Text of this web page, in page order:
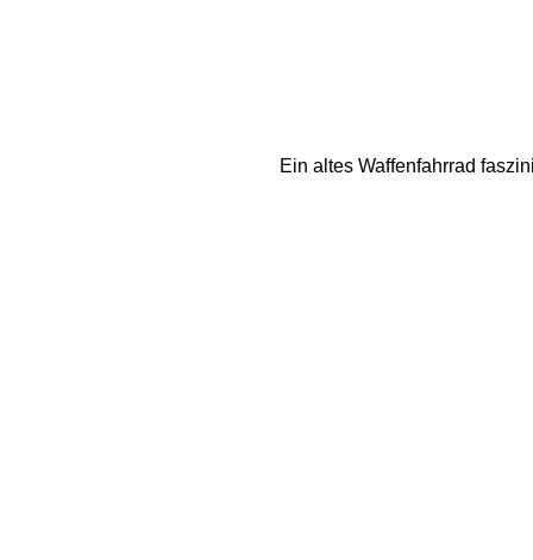
Ein altes Waffenfahrrad